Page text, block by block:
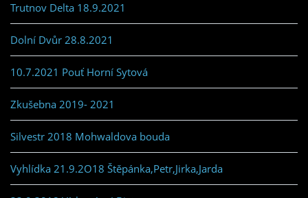
Trutnov Delta 18.9.2021
Dolní Dvůr 28.8.2021
10.7.2021 Pouť Horní Sytová
Zkušebna 2019- 2021
Silvestr 2018 Mohwaldova bouda
Vyhlídka 21.9.2O18 Štěpánka,Petr,Jirka,Jarda